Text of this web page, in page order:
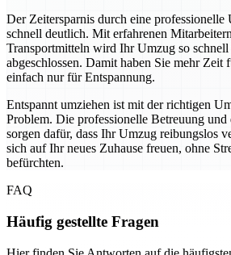
Der Zeitersparnis durch eine
schnell deutlich. Mit erfahrenen
Transportmitteln wird Ihr Umzug so
abgeschlossen. Damit haben Sie mehr Zeit
einfach nur für Entspannung.
Entspannt umziehen ist mit der richtigen
Problem. Die professionelle Betreuung und
sorgen dafür, dass Ihr Umzug reibungslos
sich auf Ihr neues Zuhause freuen, ohne
befürchten.
FAQ
Häufig gestellte Fragen